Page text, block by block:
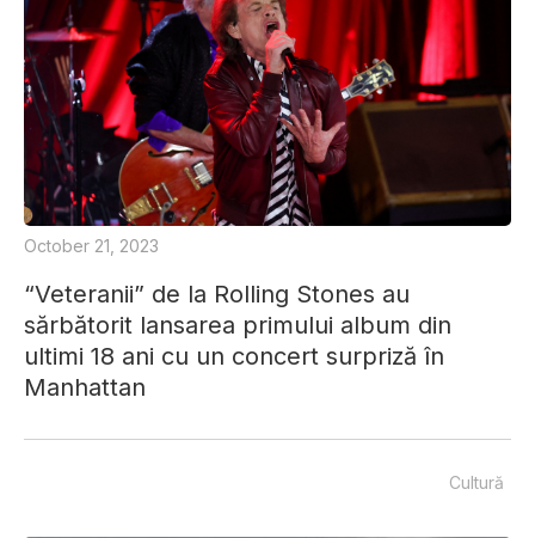
“Veteranii” de la Rolling Stones au
sărbătorit lansarea primului album din
ultimi 18 ani cu un concert surpriză în
Manhattan
October 21, 2023
Cultură